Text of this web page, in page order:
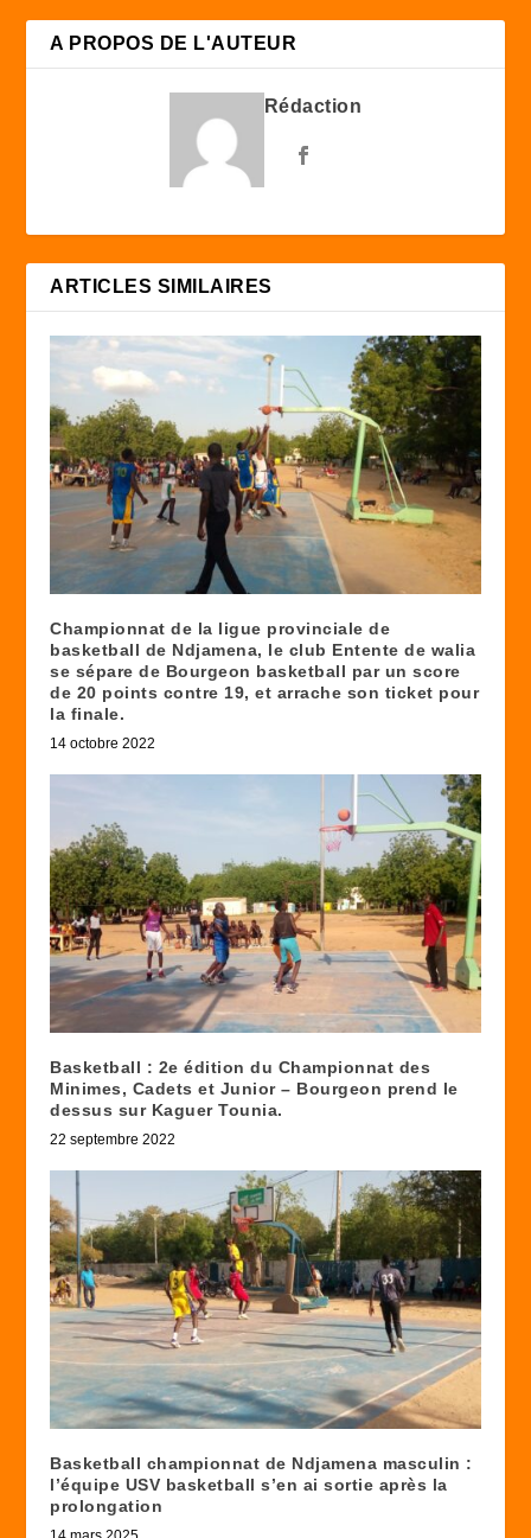
A PROPOS DE L'AUTEUR
Rédaction
ARTICLES SIMILAIRES
Championnat de la ligue provinciale de
basketball de Ndjamena, le club Entente de walia
se sépare de Bourgeon basketball par un score
de 20 points contre 19, et arrache son ticket pour
la finale.
14 octobre 2022
Basketball : 2e édition du Championnat des
Minimes, Cadets et Junior – Bourgeon prend le
dessus sur Kaguer Tounia.
22 septembre 2022
Basketball championnat de Ndjamena masculin :
l’équipe USV basketball s’en ai sortie après la
prolongation